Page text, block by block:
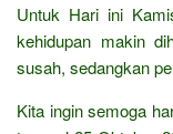
Untuk Hari ini
kehidupan makin
susah, sedangkan
Kita ingin semoga